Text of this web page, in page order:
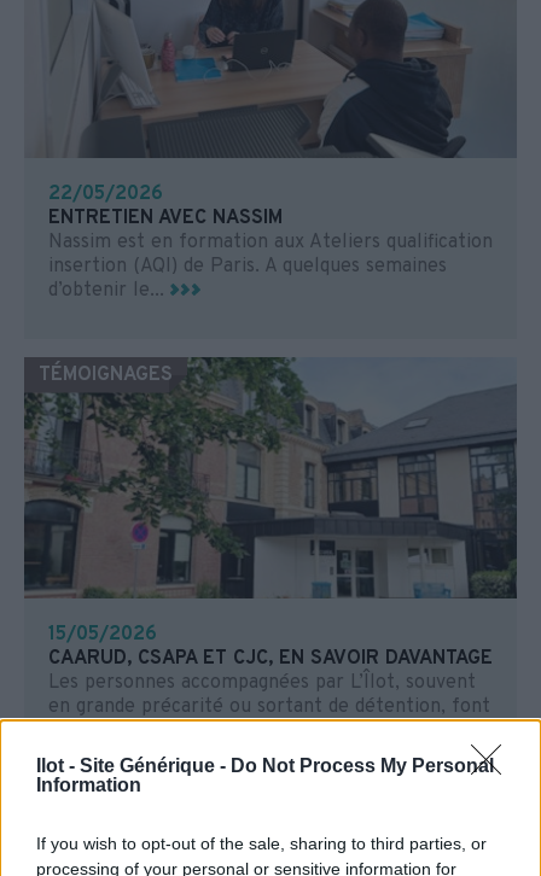
Ilot - Site Générique - Do Not Process My Personal
Information
If you wish to opt-out of the sale, sharing to third parties, or
processing of your personal or sensitive information for
22/05/2026
ENTRETIEN AVEC NASSIM
Nassim est en formation aux Ateliers qualification
insertion (AQI) de Paris. A quelques semaines
d’obtenir le...
TÉMOIGNAGES
15/05/2026
CAARUD, CSAPA ET CJC, EN SAVOIR DAVANTAGE
Les personnes accompagnées par L’Îlot, souvent
en grande précarité ou sortant de détention, font